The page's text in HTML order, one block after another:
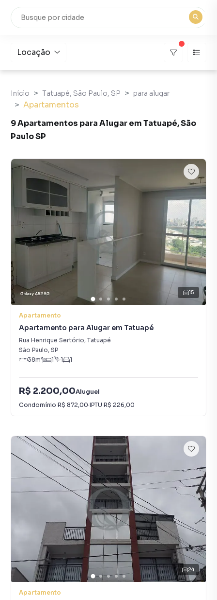
Locação
Início Tatuapé, São Paulo, SP para alugar
Apartamentos
9 Apartamentos para Alugar em Tatuapé, São
Paulo SP
15
Apartamento
Apartamento para Alugar em Tatuapé
Rua Henrique Sertório, Tatuapé
São Paulo, SP
38m² 1 1 1
R$ 2.200,00Aluguel
Condomínio R$ 872,00·IPTU R$ 226,00
24
Apartamento